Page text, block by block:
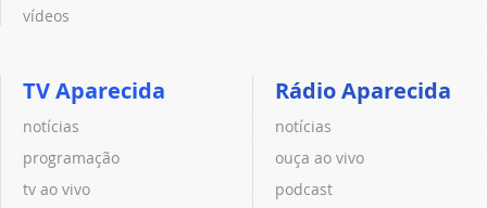
vídeos
TV Aparecida
notícias
programação
tv ao vivo
Rádio Aparecida
notícias
ouça ao vivo
podcast